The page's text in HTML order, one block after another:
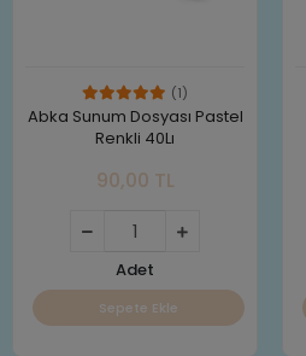
(1)
Abka Sunum Dosyası Pastel
Renkli 40Lı
90,00 TL
Adet
Sepete Ekle